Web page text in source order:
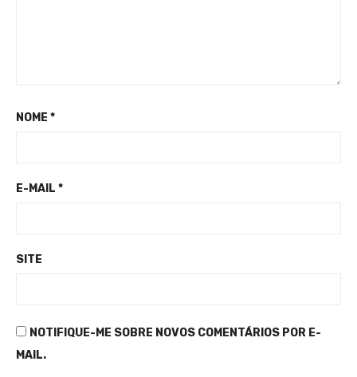
NOME *
E-MAIL *
SITE
NOTIFIQUE-ME SOBRE NOVOS COMENTÁRIOS POR E-
MAIL.